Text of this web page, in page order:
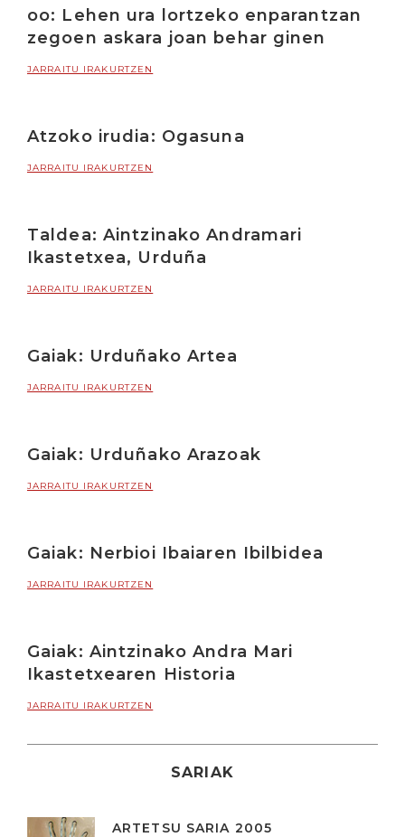
oo: Lehen ura lortzeko enparantzan
zegoen askara joan behar ginen
JARRAITU IRAKURTZEN
Atzoko irudia: Ogasuna
JARRAITU IRAKURTZEN
Taldea: Aintzinako Andramari
Ikastetxea, Urduña
JARRAITU IRAKURTZEN
Gaiak: Urduñako Artea
JARRAITU IRAKURTZEN
Gaiak: Urduñako Arazoak
JARRAITU IRAKURTZEN
Gaiak: Nerbioi Ibaiaren Ibilbidea
JARRAITU IRAKURTZEN
Gaiak: Aintzinako Andra Mari
Ikastetxearen Historia
JARRAITU IRAKURTZEN
SARIAK
ARTETSU SARIA 2005